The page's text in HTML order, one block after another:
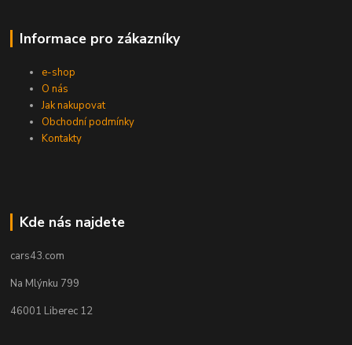
Informace pro zákazníky
e-shop
O nás
Jak nakupovat
Obchodní podmínky
Kontakty
Kde nás najdete
cars43.com
Na Mlýnku 799
46001 Liberec 12